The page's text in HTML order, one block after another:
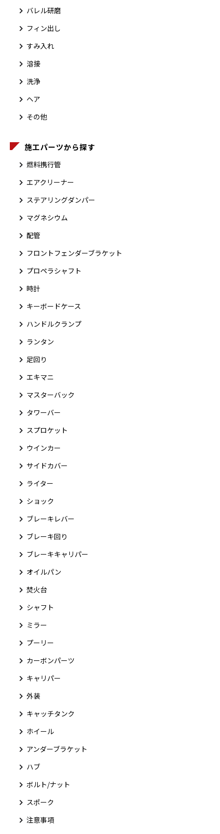
バレル研磨
フィン出し
すみ入れ
溶接
洗浄
ヘア
その他
施工パーツから探す
燃料携行管
エアクリーナー
ステアリングダンパー
マグネシウム
配管
フロントフェンダーブラケット
プロペラシャフト
時計
キーボードケース
ハンドルクランプ
ランタン
足回り
エキマニ
マスターバック
タワーバー
スプロケット
ウインカー
サイドカバー
ライター
ショック
ブレーキレバー
ブレーキ回り
ブレーキキャリパー
オイルパン
焚火台
シャフト
ミラー
プーリー
カーボンパーツ
キャリパー
外装
キャッチタンク
ホイール
アンダーブラケット
ハブ
ボルト/ナット
スポーク
注意事項